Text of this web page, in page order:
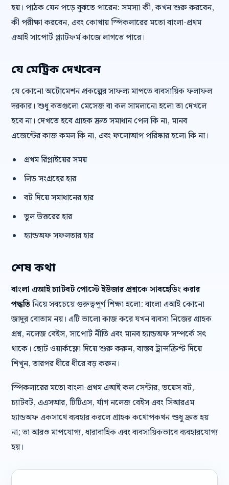
হয়। পাঠক যেন পড়ে বুঝতে পারেন: সমস্যা কী, কখন শুরু করবেন,
কী পরীক্ষা করবেন, এবং কোথায় স্পিকলারের মতো বাংলা-প্রথম
এআই সাপোর্ট প্ল্যাটফর্ম কাজে লাগতে পারে।
যে মেট্রিক দেখবেন
যে কোনো অটোমেশন প্রকল্পের সাফল্য মাপতে ব্যবসায়িক ফলাফল
দরকার। শুধু কতগুলো মেসেজ বা কল সামলানো হলো তা দেখলে
হবে না। দেখতে হবে গ্রাহক দ্রুত সমাধান পেল কি না, মানব
এজেন্টের কাজ কমল কি না, এবং ফলোআপ পরিষ্কার হলো কি না।
প্রথম রিপ্লাইয়ের সময়
লিড সংগ্রহের হার
বট দিয়ে সমাধানের হার
ভুল উত্তরের হার
হ্যান্ডঅফ সফলতার হার
শেষ কথা
বাংলা এআই চ্যাটবট পোস্টে ইউজার প্রশ্নকে সাবহেডিং করার
পদ্ধতিনিয়ে সবচেয়ে গুরুত্বপূর্ণ শিক্ষা হলো: বাংলা এআই কোনো
জাদুর বোতাম নয়। এটি ভালো কাজ করে যখন ব্যবসা নিজের গ্রাহক
প্রশ্ন, নলেজ বেইস, সাপোর্ট নীতি এবং মানব হ্যান্ডঅফ সম্পর্কে সৎ
থাকে। ছোট ওয়ার্কফ্লো দিয়ে শুরু করুন, বাস্তব ট্রান্সক্রিপ্ট দিয়ে
শিখুন, তারপর ধীরে ধীরে বড় করুন।
স্পিকলারের মতো বাংলা-প্রথম এআই কল সেন্টার, ভয়েস বট,
চ্যাটবট, এএসআর, টিটিএস, র্যাগ নলেজ বেইস এবং সিআরএম
হ্যান্ডঅফ একসাথে ব্যবহার করলে গ্রাহক কথোপকথন শুধু দ্রুত হয়
না; তা আরও মাপযোগ্য, ধারাবাহিক এবং ব্যবসায়িকভাবে ব্যবহারযোগ্য
হয়।